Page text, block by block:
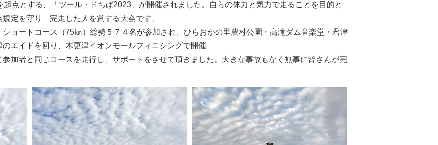
点とする、「ツール・ドちば2023」が開催されました。自らの体力と気力で走ることを目的と
定を守り、完走した人を賞する大会です。
ョートコース（75㎞）総勢５７４名が参加され、ひらおかの里農村公園・高滝ダム音楽堂・君津
エイドを回り、木更津イオンモールフィニシングで開催
加者と同じコースを走行し、サポートをさせて頂きました。大きな事故もなく無事に皆さんが完